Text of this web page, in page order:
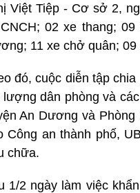
Việt Tiệp - Cơ sở 2,
02 xe thang;
11 xe chở quân;
đó, cuộc diễn tập
lượng dân phòng và
An Dương và
Công an thành phố,
chữa.
1/2 ngày làm việc